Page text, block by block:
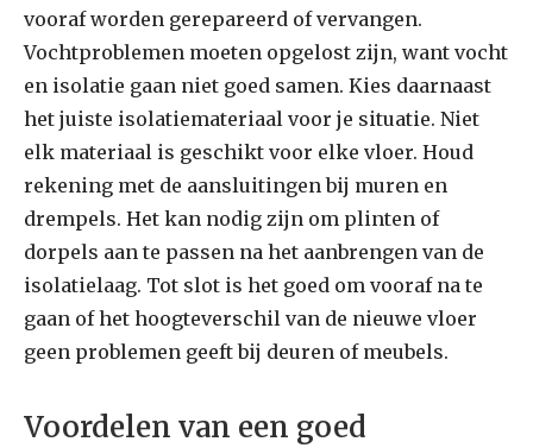
vooraf worden gerepareerd of vervangen.
Vochtproblemen moeten opgelost zijn, want vocht
en isolatie gaan niet goed samen. Kies daarnaast
het juiste isolatiemateriaal voor je situatie. Niet
elk materiaal is geschikt voor elke vloer. Houd
rekening met de aansluitingen bij muren en
drempels. Het kan nodig zijn om plinten of
dorpels aan te passen na het aanbrengen van de
isolatielaag. Tot slot is het goed om vooraf na te
gaan of het hoogteverschil van de nieuwe vloer
geen problemen geeft bij deuren of meubels.
Voordelen van een goed